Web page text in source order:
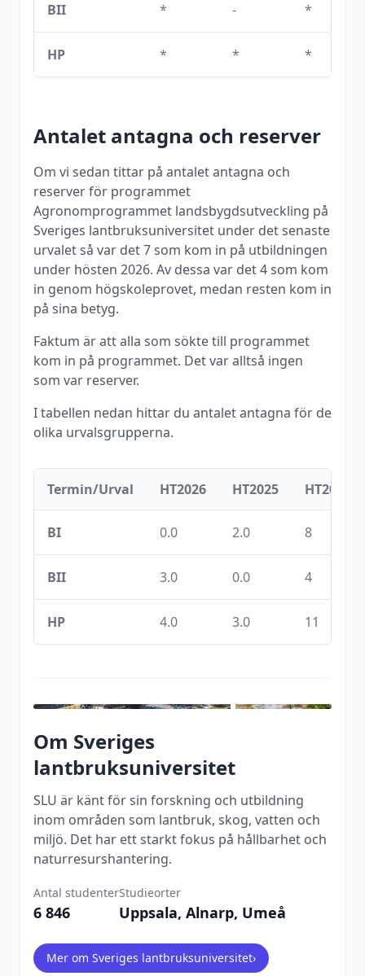
BII * - *
HP * * *
Antalet antagna och reserver
Om vi sedan tittar på antalet antagna och
reserver för programmet
Agronomprogrammet landsbygdsutveckling på
Sveriges lantbruksuniversitet under det senaste
urvalet så var det7som kom in på utbildningen
under hösten 2026. Av dessa var det4som kom
in genom högskoleprovet, medan resten kom in
på sina betyg.
Faktum är att alla som sökte till programmet
kom in på programmet. Det var alltså ingen
som var reserver.
I tabellen nedan hittar du antalet antagna för de
olika urvalsgrupperna.
Termin/Urval HT2026 HT2025 HT2020
BI 0.0 2.0 8
BII 3.0 0.0 4
HP 4.0 3.0 11
Om Sveriges
lantbruksuniversitet
SLU är känt för sin forskning och utbildning
inom områden som lantbruk, skog, vatten och
miljö. Det har ett starkt fokus på hållbarhet och
naturresurshantering.
Antal studenter
6 846
Studieorter
Uppsala, Alnarp, Umeå
Mer om Sveriges lantbruksuniversitet›